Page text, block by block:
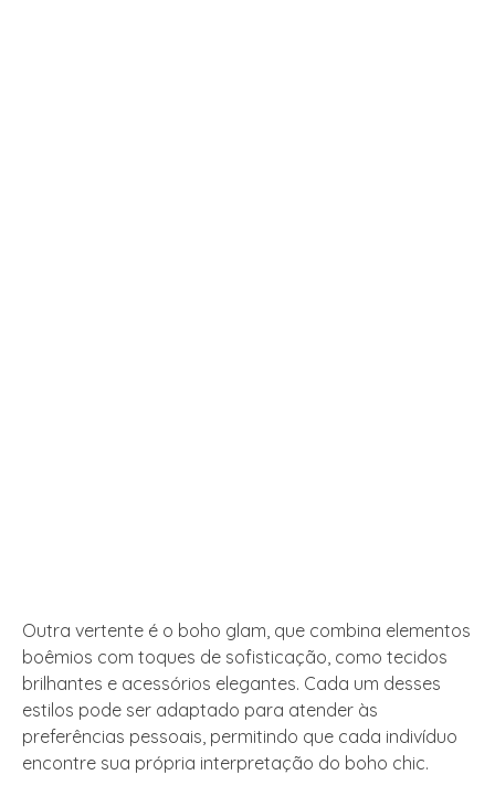
Outra vertente é o boho glam, que combina elementos
boêmios com toques de sofisticação, como tecidos
brilhantes e acessórios elegantes. Cada um desses
estilos pode ser adaptado para atender às
preferências pessoais, permitindo que cada indivíduo
encontre sua própria interpretação do boho chic.